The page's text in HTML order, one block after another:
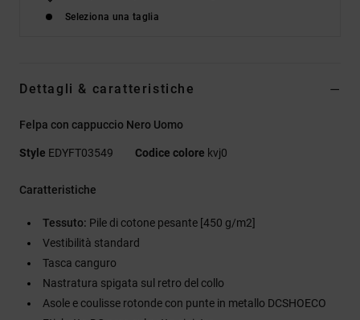
Seleziona una taglia
Dettagli & caratteristiche
Felpa con cappuccio Nero Uomo
Style EDYFT03549 Codice colore kvj0
Caratteristiche
Tessuto: Pile di cotone pesante [450 g/m2]
Vestibilità standard
Tasca canguro
Nastratura spigata sul retro del collo
Asole e coulisse rotonde con punte in metallo DCSHOECO